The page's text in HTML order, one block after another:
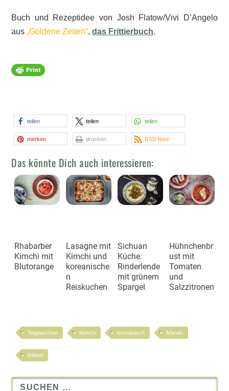
Buch und Rezeptidee von Josh Flatow/Vivi D’Angelo
aus„Goldene Zeiten“,das Frittierbuch.
teilen teilen teilen
merken drucken RSS-feed
Das könnte Dich auch interessieren:
Rhabarber
Kimchi mit
Blutorange
Lasagne mit
Kimchi und
koreanische
n
Reiskuchen
Sichuan
Küche:
Rinderlende
mit grünem
Spargel
Hühnchenbr
ust mit
Tomaten
und
Salzzitronen
Teigtaschen Kimchi koreanisch Mandu
frittiert